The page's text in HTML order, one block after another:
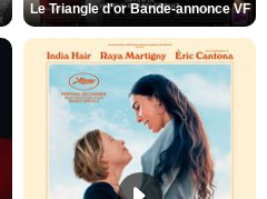
Le Triangle d'or Bande-annonce VF